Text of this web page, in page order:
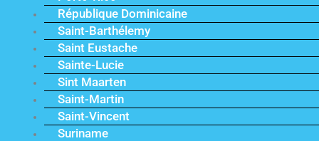
République Dominicaine
Saint-Barthélemy
Saint Eustache
Sainte-Lucie
Sint Maarten
Saint-Martin
Saint-Vincent
Suriname